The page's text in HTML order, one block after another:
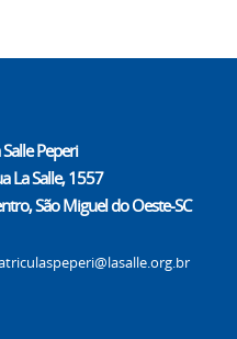
Salle Peperi
La Salle, 1557
São Miguel do Oeste-SC